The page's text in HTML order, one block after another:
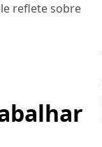
reflete sobre